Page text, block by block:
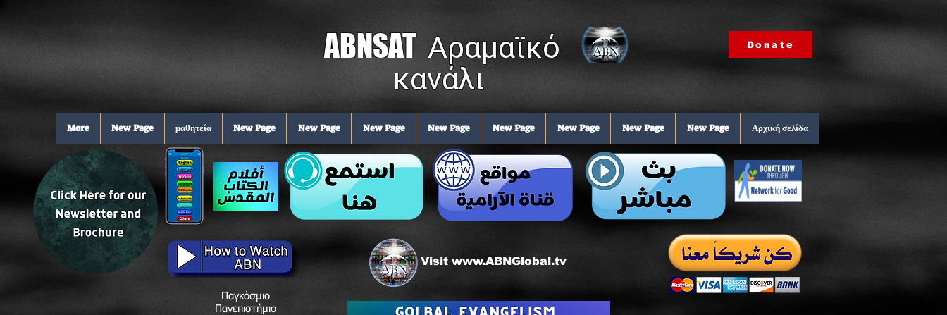
ABNSAT Αραμαϊκό
κανάλι
Donate
Αρχική σελίδα
New Page
New Page
New Page
New Page
New Page
New Page
New Page
New Page
μαθητεία
New Page
More
Παγκόσμιο
Πανεπιστήμιο
Visit www.ABNGlobal.tv